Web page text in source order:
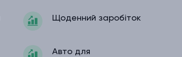
Щоденний заробіток
Авто для